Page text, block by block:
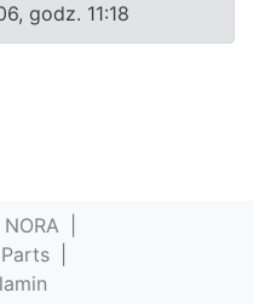
godz. 11:18